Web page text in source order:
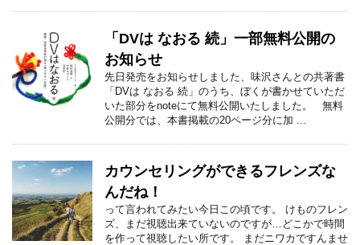
「DVは なおる 続」一部無料公開の
お知らせ
先日発売をお知らせしました、味沢さんとの共著書
「DVは なおる 続」のうち、ぼくが書かせていただ
いた部分をnoteにて無料公開いたしました。 無料
公開分では、本書掲載の20ページ分に加 ...
カウンセリングができるフレンズな
んだね！
って言われてみたい今日この頃です。 けものフレン
ズ、まだ視聴出来ていないのですが…どこかで時間
を作って視聴したい所です。 まだニワカですんませ